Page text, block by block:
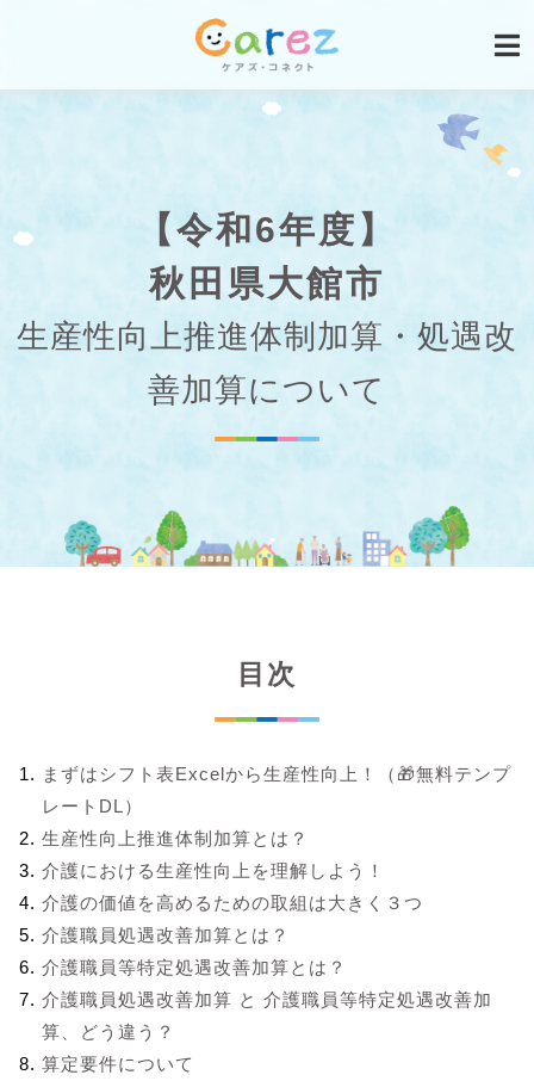
【令和6年度】
秋田県大館市
生産性向上推進体制加算・処遇改
善加算について
目次
まずはシフト表Excelから生産性向上！（🎁無料テンプ
レートDL）
生産性向上推進体制加算とは？
介護における生産性向上を理解しよう！
介護の価値を高めるための取組は大きく３つ
介護職員処遇改善加算とは？
介護職員等特定処遇改善加算とは？
介護職員処遇改善加算 と 介護職員等特定処遇改善加
算、どう違う？
算定要件について